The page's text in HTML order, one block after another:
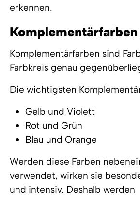
erkennen.
Komplementärfarben
Komplementärfarben sind
Farbkreis genau
Die wichtigsten
Gelb und Violett
Rot und Grün
Blau und Orange
Werden diese Farben
verwendet, wirken sie
und intensiv. Deshalb werden